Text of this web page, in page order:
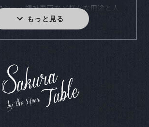
シー・福祉車両など様々な用途と人
てご用意しております。
タイルでも結婚式をご実施いただけ
のみやお食事のない結婚式など、お
合せください。